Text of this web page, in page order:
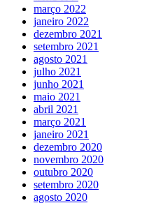
março 2022
janeiro 2022
dezembro 2021
setembro 2021
agosto 2021
julho 2021
junho 2021
maio 2021
abril 2021
março 2021
janeiro 2021
dezembro 2020
novembro 2020
outubro 2020
setembro 2020
agosto 2020